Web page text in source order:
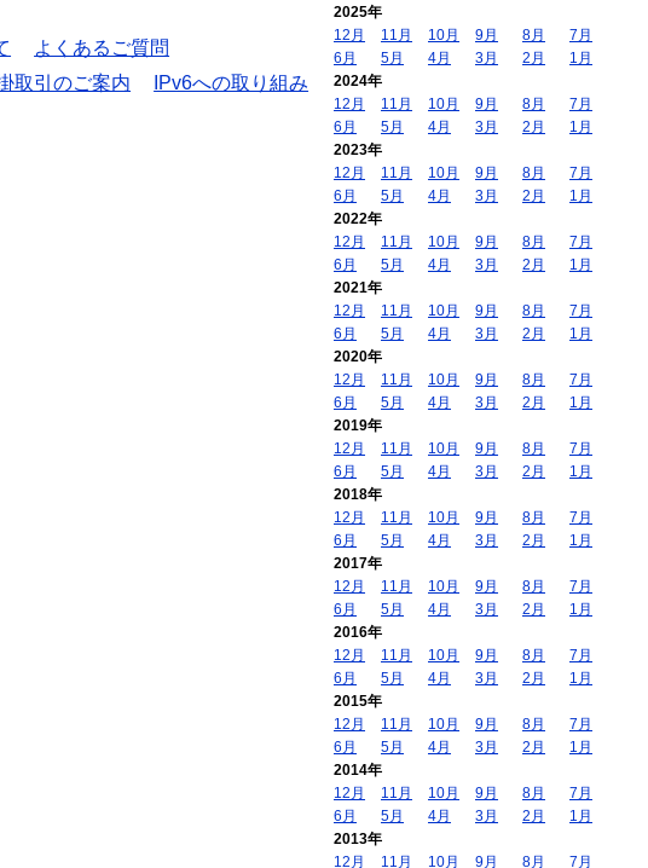
よくあるご質問
取引のご案内
IPv6への取り組み
2025年
12月
11月 10月 9月 8月
7月
6月
5月 4月 3月 2月
1月
2024年
12月
11月 10月 9月 8月
7月
6月
5月 4月 3月 2月
1月
2023年
12月
11月 10月 9月 8月
7月
6月
5月 4月 3月 2月
1月
2022年
12月
11月 10月 9月 8月
7月
6月
5月 4月 3月 2月
1月
2021年
12月
11月 10月 9月 8月
7月
6月
5月 4月 3月 2月
1月
2020年
12月
11月 10月 9月 8月
7月
6月
5月 4月 3月 2月
1月
2019年
12月
11月 10月 9月 8月
7月
6月
5月 4月 3月 2月
1月
2018年
12月
11月 10月 9月 8月
7月
6月
5月 4月 3月 2月
1月
2017年
12月
11月 10月 9月 8月
7月
6月
5月 4月 3月 2月
1月
2016年
12月
11月 10月 9月 8月
7月
6月
5月 4月 3月 2月
1月
2015年
12月
11月 10月 9月 8月
7月
6月
5月 4月 3月 2月
1月
2014年
12月
11月 10月 9月 8月
7月
6月
5月 4月 3月 2月
1月
2013年
12月
11月 10月 9月 8月 7月